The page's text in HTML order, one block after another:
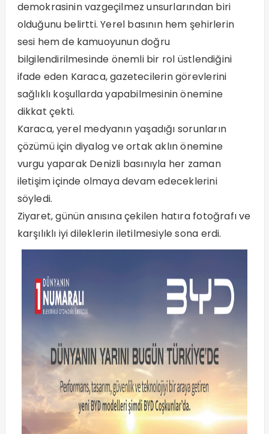
demokrasinin vazgeçilmez unsurlarından biri
olduğunu belirtti. Yerel basının hem şehirlerin
sesi hem de kamuoyunun doğru
bilgilendirilmesinde önemli bir rol üstlendiğini
ifade eden Karaca, gazetecilerin görevlerini
sağlıklı koşullarda yapabilmesinin önemine
dikkat çekti.
Karaca, yerel medyanın yaşadığı sorunların
çözümü için diyalog ve ortak aklın önemine
vurgu yaparak Denizli basınıyla her zaman
iletişim içinde olmaya devam edeceklerini
söyledi.
Ziyaret, günün anısına çekilen hatıra fotoğrafı ve
karşılıklı iyi dileklerin iletilmesiyle sona erdi.